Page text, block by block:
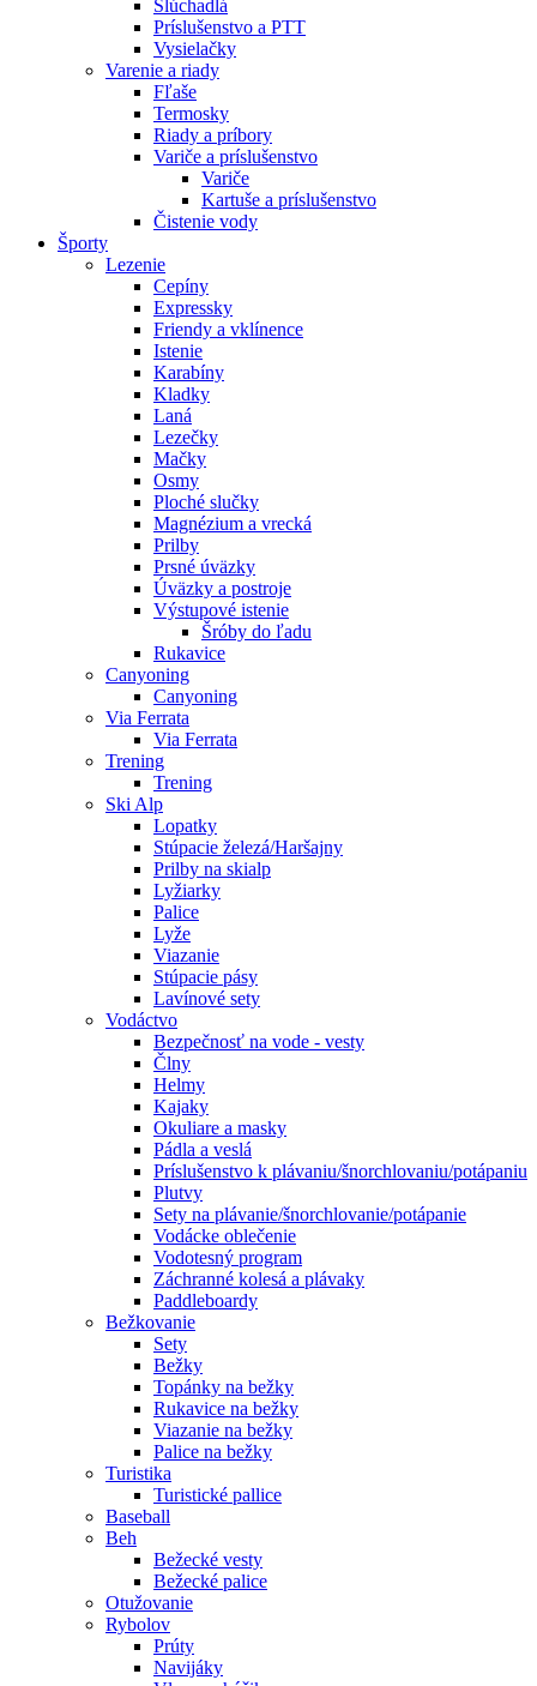
Slúchadlá
Príslušenstvo a PTT
Vysielačky
Varenie a riady
Fľaše
Termosky
Riady a príbory
Variče a príslušenstvo
Variče
Kartuše a príslušenstvo
Čistenie vody
Športy
Lezenie
Cepíny
Expressky
Friendy a vklínence
Istenie
Karabíny
Kladky
Laná
Lezečky
Mačky
Osmy
Ploché slučky
Magnézium a vrecká
Prilby
Prsné úväzky
Úväzky a postroje
Výstupové istenie
Šróby do ľadu
Rukavice
Canyoning
Canyoning
Via Ferrata
Via Ferrata
Trening
Trening
Ski Alp
Lopatky
Stúpacie železá/Haršajny
Prilby na skialp
Lyžiarky
Palice
Lyže
Viazanie
Stúpacie pásy
Lavínové sety
Vodáctvo
Bezpečnosť na vode - vesty
Člny
Helmy
Kajaky
Okuliare a masky
Pádla a veslá
Príslušenstvo k plávaniu/šnorchlovaniu/potápaniu
Plutvy
Sety na plávanie/šnorchlovanie/potápanie
Vodácke oblečenie
Vodotesný program
Záchranné kolesá a plávaky
Paddleboardy
Bežkovanie
Sety
Bežky
Topánky na bežky
Rukavice na bežky
Viazanie na bežky
Palice na bežky
Turistika
Turistické pallice
Baseball
Beh
Bežecké vesty
Bežecké palice
Otužovanie
Rybolov
Prúty
Navijáky